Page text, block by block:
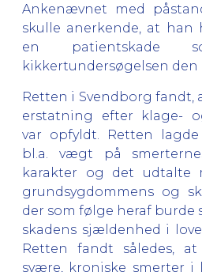
Ankenævnet med
skulle anerkende, at han
en patientskade
kikkertundersøgelsen den
Retten i Svendborg fandt,
erstatning efter klage-
var opfyldt. Retten
bl.a. vægt på
karakter og det udtalte
grundsygdommens og
der som følge heraf burde
skadens sjældenhed i
Retten fandt således,
svære, kroniske smerter i